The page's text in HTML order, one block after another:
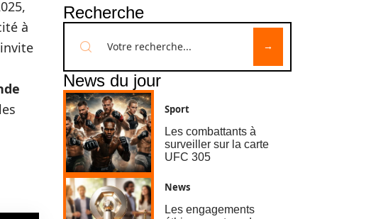
à
Recherche
News du jour
Sport
Les combattants à
surveiller sur la carte
UFC 305
News
Les engagements